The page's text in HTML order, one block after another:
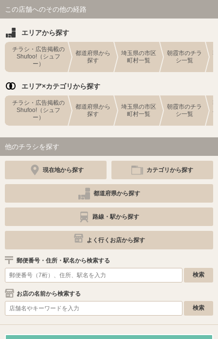
この店舗へのその他の経路
エリアから探す
チラシ・広告掲載の
Shufoo!（シュフ
ー）
都道府県から
探す
埼玉県の市区
町村一覧
朝霞市のチラ
シ一覧
エリア×カテゴリから探す
チラシ・広告掲載の
Shufoo!（シュフ
ー）
都道府県から
探す
埼玉県の市区
町村一覧
朝霞市のチラ
シ一覧
他のチラシを探す
現在地から探す カテゴリから探す
都道府県から探す
路線・駅から探す
よく行くお店から探す
郵便番号・住所・駅名から検索する
お店の名前から検索する